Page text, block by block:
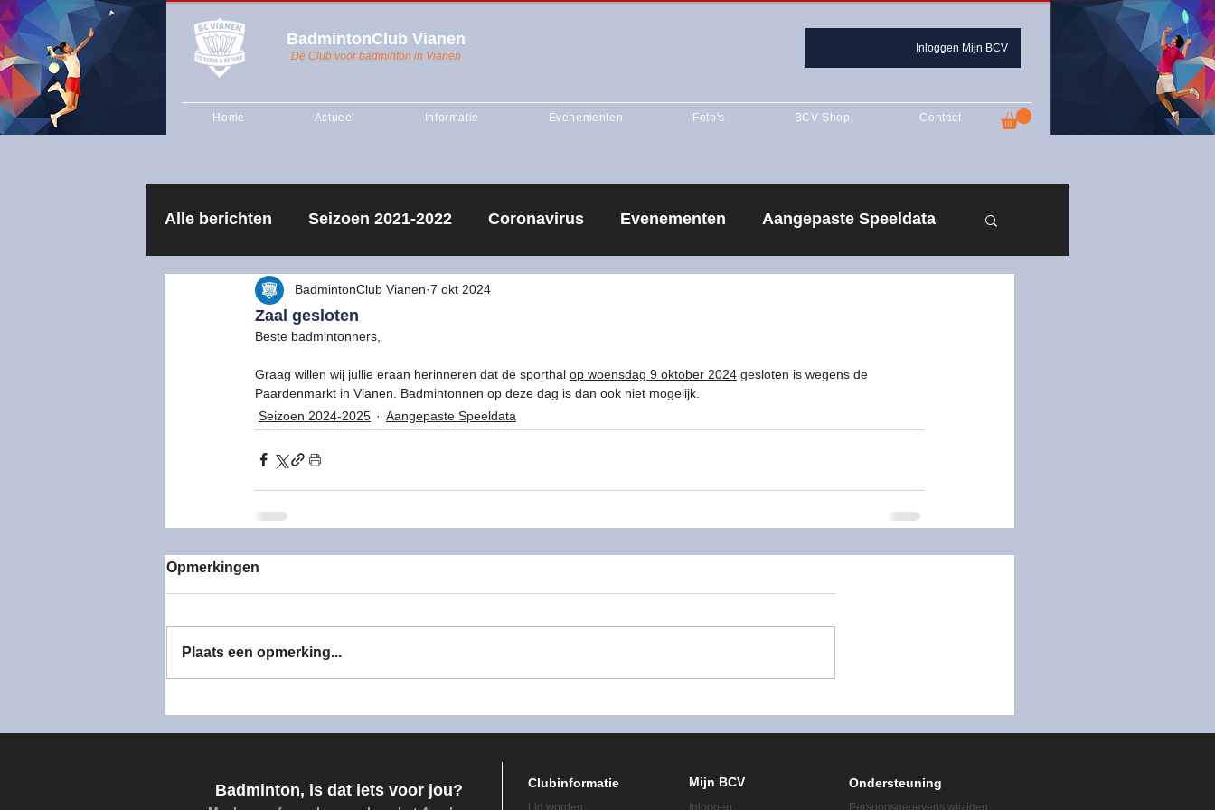
BadmintonClub Vianen
De Club voor badminton in Vianen
Inloggen Mijn BCV
Home Actueel Informatie Evenementen Foto's BCV Shop Contact
Alle berichten Seizoen 2021-2022 Coronavirus Evenementen Aangepaste Speeldata
Algemene Ledenvergadering Competitie
Seizoen 2022-2023 Seizoen 2023-2024 Seizoen 2024-2025 Seizoen 2025-2026
Zaal gesloten
BadmintonClub Vianen 7 okt 2024
Beste badmintonners,
Graag willen wij jullie eraan herinneren dat de sporthal op woensdag 9 oktober 2024 gesloten is wegens de
Paardenmarkt in Vianen. Badmintonnen op deze dag is dan ook niet mogelijk.
Seizoen 2024-2025
Aangepaste Speeldata
Opmerkingen
Plaats een opmerking...
Badminton, is dat iets voor jou? Clubinformatie
Lid worden
Mijn BCV
Inloggen
Ondersteuning
Persoonsgegevens wijzigen